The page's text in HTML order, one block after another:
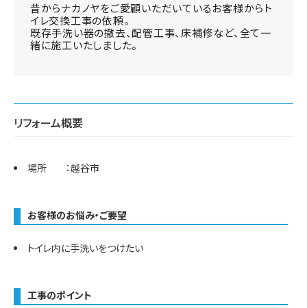
昔からナカノヤをご愛顧いただいているお客様からト
イレ交換工事の依頼。
既存手洗い器の撤去、配管工事、床補修など、全て一
緒に施工いたしました。
リフォーム概要
場所 ：越谷市
お客様のお悩み・ご要望
トイレ内に手洗いをつけたい
工事のポイント